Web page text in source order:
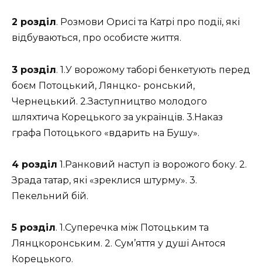
2 розділ. Розмови Орисі та Катрі про події, які
відбуваються, про особисте життя.
3 розділ. 1.У ворожому таборі бенкетують перед
боєм Потоцький, Лянцко- ронський,
Чернецький. 2.Заступництво молодого
шляхтича Корецького за українців. 3.Наказ
графа Потоцького «вдарить на Бушу».
4 розділ 1.Ранковий наступ із ворожого боку. 2.
Зрада татар, які «зреклися штурму». 3.
Пекельний бій.
5 розділ. 1.Суперечка між Потоцьким та
Лянцкоронським. 2. Сум’яття у душі Антося
Корецького.